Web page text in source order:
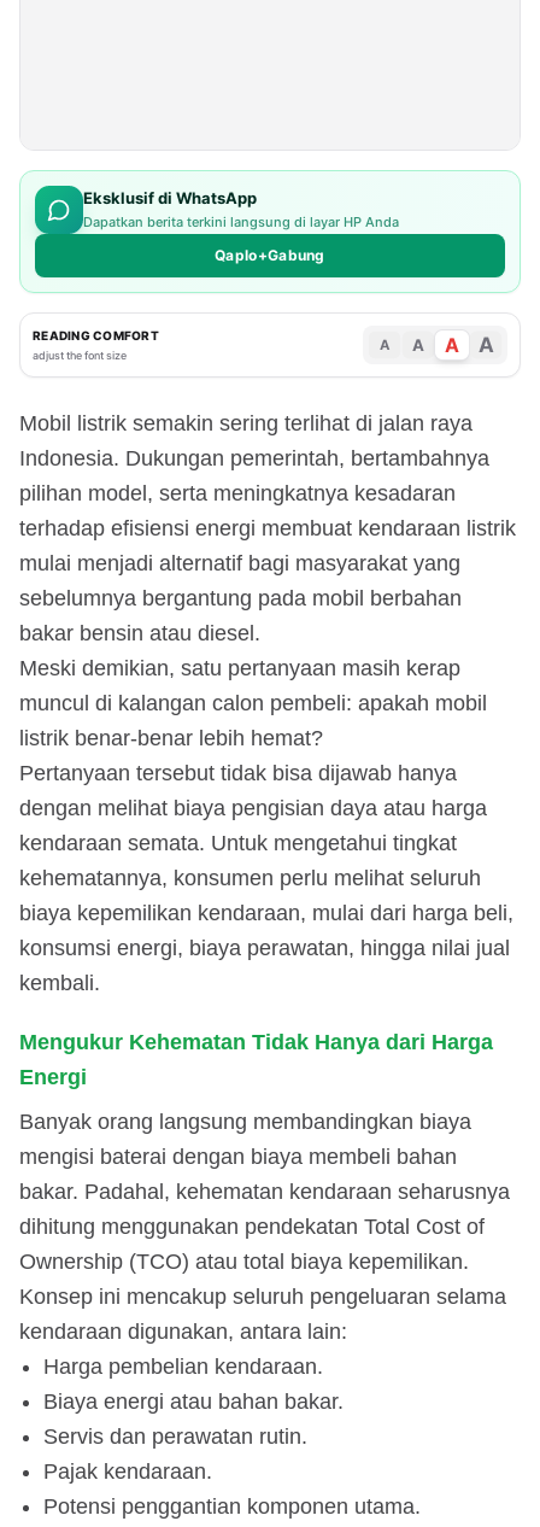
Eksklusif di WhatsApp
Dapatkan berita terkini langsung di layar HP Anda
Qaplo+Gabung
READING COMFORT
adjust the font size
A A A A
Mobil listrik semakin sering terlihat di jalan raya
Indonesia. Dukungan pemerintah, bertambahnya
pilihan model, serta meningkatnya kesadaran
terhadap efisiensi energi membuat kendaraan listrik
mulai menjadi alternatif bagi masyarakat yang
sebelumnya bergantung pada mobil berbahan
bakar bensin atau diesel.
Meski demikian, satu pertanyaan masih kerap
muncul di kalangan calon pembeli: apakah mobil
listrik benar-benar lebih hemat?
Pertanyaan tersebut tidak bisa dijawab hanya
dengan melihat biaya pengisian daya atau harga
kendaraan semata. Untuk mengetahui tingkat
kehematannya, konsumen perlu melihat seluruh
biaya kepemilikan kendaraan, mulai dari harga beli,
konsumsi energi, biaya perawatan, hingga nilai jual
kembali.
Mengukur Kehematan Tidak Hanya dari Harga
Energi
Banyak orang langsung membandingkan biaya
mengisi baterai dengan biaya membeli bahan
bakar. Padahal, kehematan kendaraan seharusnya
dihitung menggunakan pendekatan Total Cost of
Ownership (TCO) atau total biaya kepemilikan.
Konsep ini mencakup seluruh pengeluaran selama
kendaraan digunakan, antara lain:
Harga pembelian kendaraan.
Biaya energi atau bahan bakar.
Servis dan perawatan rutin.
Pajak kendaraan.
Potensi penggantian komponen utama.